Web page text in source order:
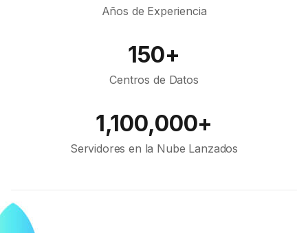
Años de Experiencia
150+
Centros de Datos
1,100,000+
Servidores en la Nube Lanzados